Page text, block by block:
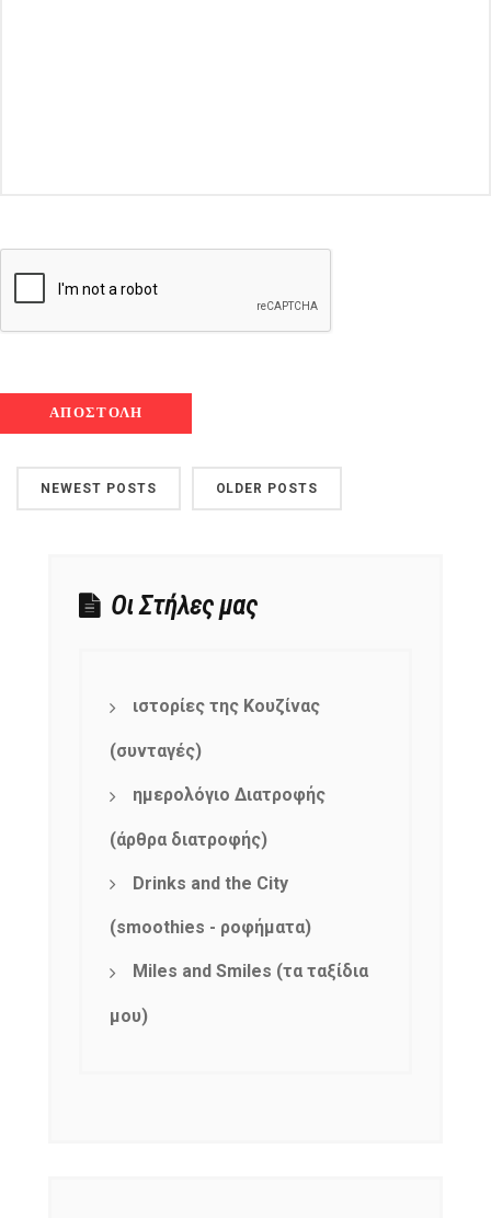
NEWEST POSTS OLDER POSTS
Οι Στήλες μας
ιστορίες της Κουζίνας
(συνταγές)
ημερολόγιο Διατροφής
(άρθρα διατροφής)
Drinks and the City
(smoothies - ροφήματα)
Miles and Smiles (τα ταξίδια
μου)